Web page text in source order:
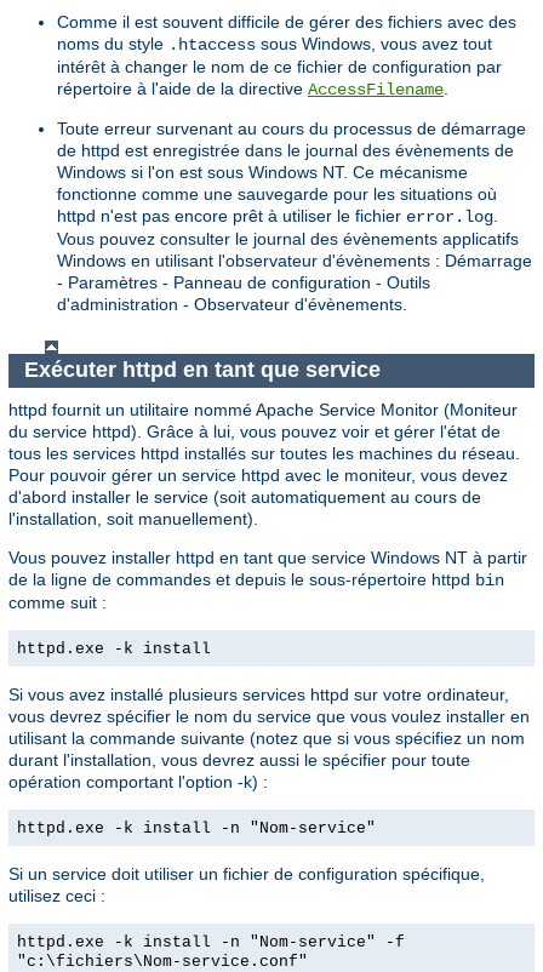
Comme il est souvent difficile de gérer des fichiers avec des
noms du style .htaccess sous Windows, vous avez tout
intérêt à changer le nom de ce fichier de configuration par
répertoire à l'aide de la directive AccessFilename
Toute erreur survenant au cours du processus de démarrage
de httpd est enregistrée dans le journal des évènements de
Windows si l'on est sous Windows NT. Ce mécanisme
fonctionne comme une sauvegarde pour les situations où
httpd n'est pas encore prêt à utiliser le fichier error.log
Vous pouvez consulter le journal des évènements applicatifs
Windows en utilisant l'observateur d'évènements : Démarrage
- Paramètres - Panneau de configuration - Outils
d'administration - Observateur d'évènements.
Exécuter httpd en tant que service
httpd fournit un utilitaire nommé Apache Service Monitor (Moniteur
du service httpd). Grâce à lui, vous pouvez voir et gérer l'état de
tous les services httpd installés sur toutes les machines du réseau.
Pour pouvoir gérer un service httpd avec le moniteur, vous devez
d'abord installer le service (soit automatiquement au cours de
l'installation, soit manuellement).
Vous pouvez installer httpd en tant que service Windows NT à partir
de la ligne de commandes et depuis le sous-répertoire httpd bin
comme suit :
httpd.exe -k install
Si vous avez installé plusieurs services httpd sur votre ordinateur,
vous devrez spécifier le nom du service que vous voulez installer en
utilisant la commande suivante (notez que si vous spécifiez un nom
durant l'installation, vous devrez aussi le spécifier pour toute
opération comportant l'option -k) :
httpd.exe -k install -n "Nom-service"
Si un service doit utiliser un fichier de configuration spécifique,
utilisez ceci :
httpd.exe -k install -n "Nom-service" -f
"c:\fichiers\Nom-service.conf"